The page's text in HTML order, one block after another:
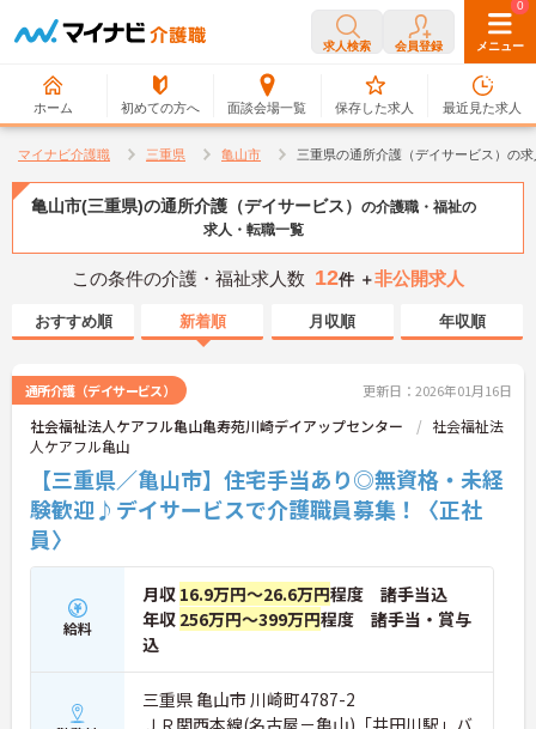
求人検索 会員登録 メニュー
ホーム 初めての方へ 面談会場一覧
0
保存した求人
0
最近見た求人
マイナビ介護職 三重県 亀山市 三重県の通所介護（デイサービス）の
亀山市(三重県)の通所介護（デイサービス） の介護職・福祉の
求人・転職一覧
この条件の介護・福祉求人数 12件 ＋非公開求人
おすすめ順 新着順 月収順 年収順
通所介護（デイサービス） 更新日：2026年01月16日
社会福祉法人ケアフル亀山亀寿苑川崎デイアップセンター
社会福祉法
人ケアフル亀山
【三重県／亀山市】住宅手当あり◎無資格・未経
験歓迎♪デイサービスで介護職員募集！〈正社
員〉
給料
月収 16.9万円～26.6万円程度 諸手当込
年収 256万円～399万円程度 諸手当・賞与
込
三重県 亀山市 川崎町4787-2
ＪＲ関西本線(名古屋－亀山)「井田川駅」バ